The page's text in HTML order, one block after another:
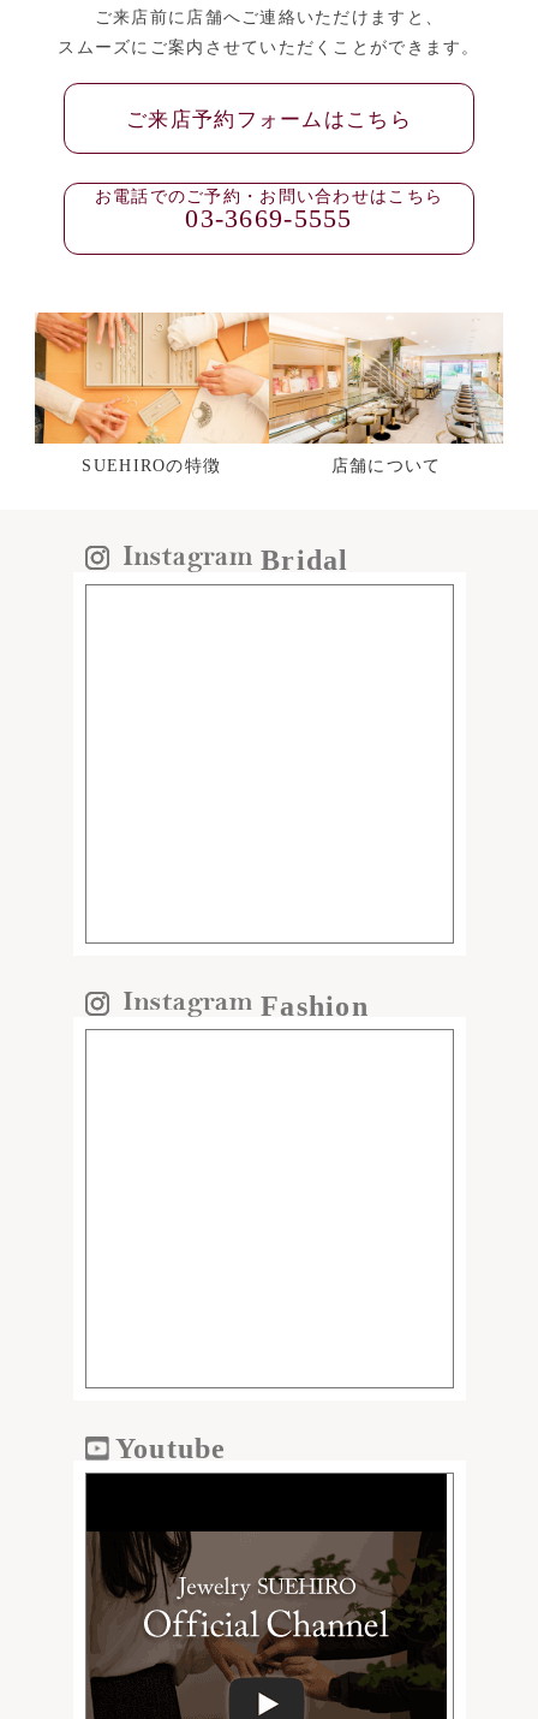
ご来店前に店舗へご連絡いただけますと、
スムーズにご案内させていただくことができます。
ご来店予約フォームはこちら
お電話でのご予約・お問い合わせはこちら
03-3669-5555
SUEHIROの特徴 店舗について
Bridal
Fashion
Youtube